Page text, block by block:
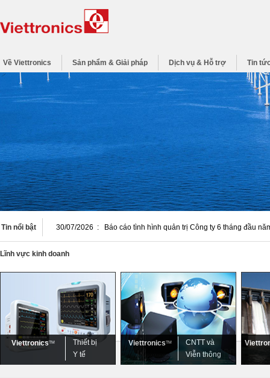
Về Viettronics Sản phẩm & Giải pháp Dịch vụ & Hỗ trợ Tin
Tin nổi bật 30/07/2026 : Báo cáo tình hình quản trị Công ty 6 tháng đầu
Lĩnh vực kinh doanh
ViettronicsTM
Thiết bị
Y tế
ViettronicsTM
CNTT và
Viễn thông